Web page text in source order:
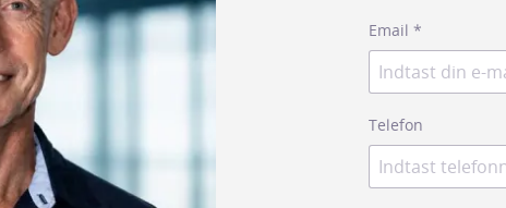
Email*
Telefon